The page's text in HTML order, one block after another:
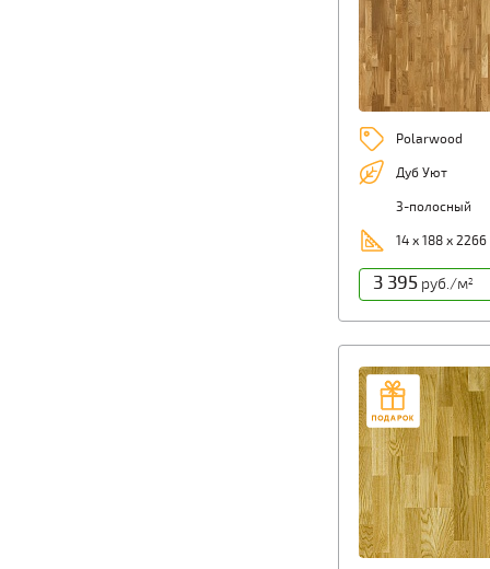
Polarwood
Дуб Уют
3-полосный
14 х 188 х 2266
3 395руб./м2